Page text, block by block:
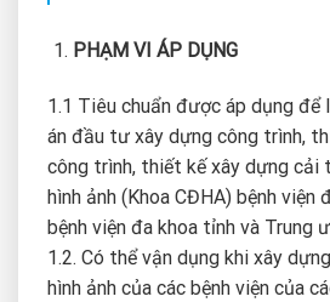
PHẠM VI ÁP DỤNG
1.1 Tiêu chuẩn được áp dụng để
án đầu tư xây dựng công trình,
công trình, thiết kế xây dựng cải
hình ảnh (Khoa CĐHA) bệnh viện
bệnh viện đa khoa tỉnh và Trung
1.2. Có thể vận dụng khi xây
hình ảnh của các bệnh viện của